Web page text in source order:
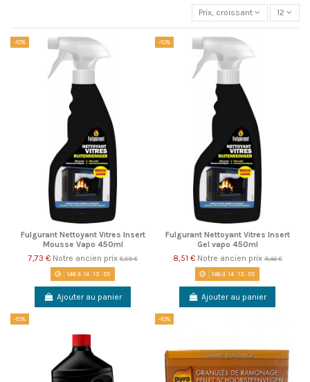
Prix, croissant 12
-10%
Fulgurant Nettoyant Vitres Insert
Mousse Vapo 450ml
7,73 € Notre ancien prix8,59 €
146d. 14:13:55
Ajouter au panier
-10%
Fulgurant Nettoyant Vitres Insert
Gel vapo 450ml
8,51 € Notre ancien prix9,46 €
146d. 14:13:55
Ajouter au panier
-10% -10%